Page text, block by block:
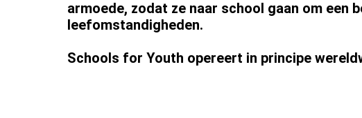
armoede, zodat ze naar school gaan om een
leefomstandigheden.
Schools for Youth opereert in principe